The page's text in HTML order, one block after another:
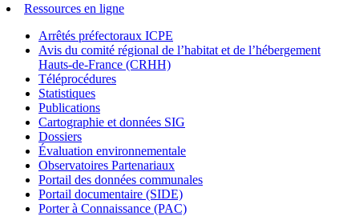
Ressources en ligne
Arrêtés préfectoraux ICPE
Avis du comité régional de l’habitat et de l’hébergement
Hauts-de-France (CRHH)
Téléprocédures
Statistiques
Publications
Cartographie et données SIG
Dossiers
Évaluation environnementale
Observatoires Partenariaux
Portail des données communales
Portail documentaire (SIDE)
Porter à Connaissance (PAC)